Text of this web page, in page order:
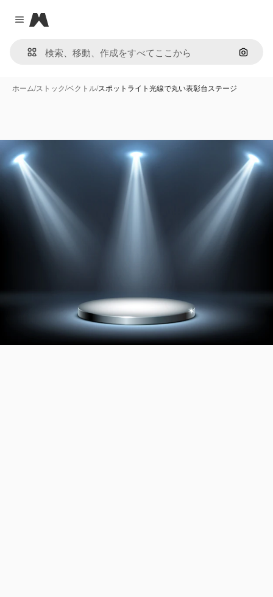
Close menu
Magnific
画像で
ホーム/ストック/ベクトル/スポットライト光線で丸い表彰台ステージ